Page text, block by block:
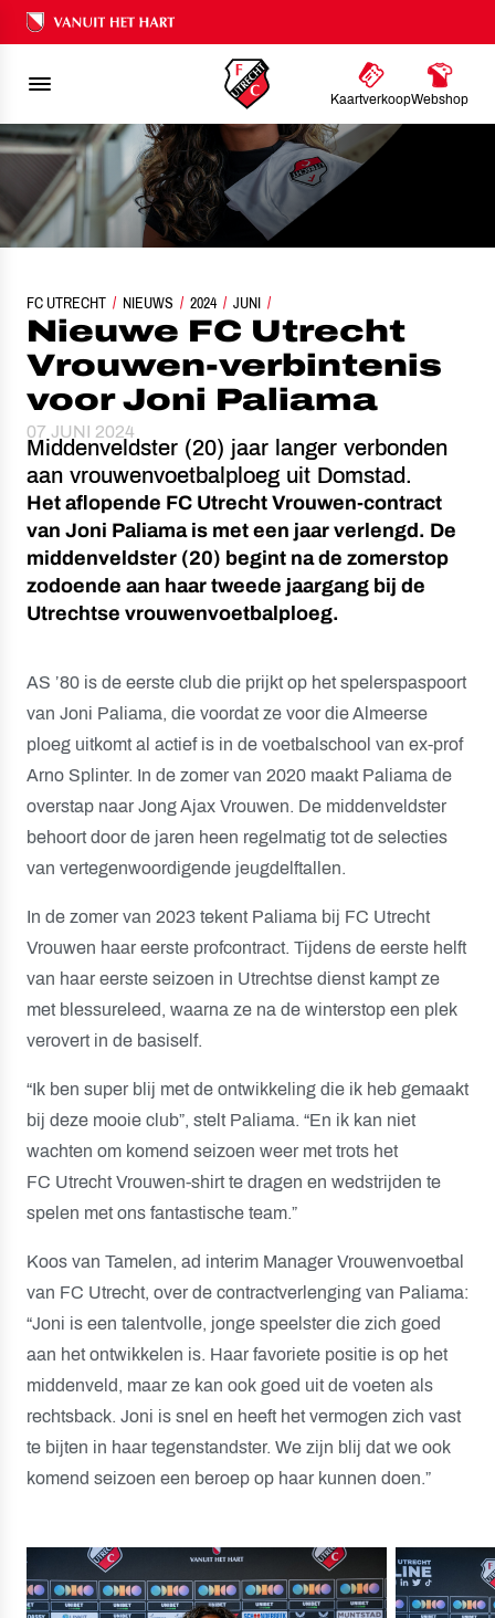
Ons nalatenschap
KaartverkoopWebshop
FC UTRECHT NIEUWS 2024 JUNI
NIEUWE FC UTRECHT VROUWEN-VERBINTENIS VOOR JONI PALIAMA
Nieuwe FC Utrecht
Vrouwen-verbintenis
voor Joni Paliama
07 JUNI 2024
Middenveldster (20) jaar langer verbonden
aan vrouwenvoetbalploeg uit Domstad.
Het aflopende FC Utrecht Vrouwen-contract
van Joni Paliama is met een jaar verlengd. De
middenveldster (20) begint na de zomerstop
zodoende aan haar tweede jaargang bij de
Utrechtse vrouwenvoetbalploeg.
AS ’80 is de eerste club die prijkt op het spelerspaspoort
van Joni Paliama, die voordat ze voor die Almeerse
ploeg uitkomt al actief is in de voetbalschool van ex-prof
Arno Splinter. In de zomer van 2020 maakt Paliama de
overstap naar Jong Ajax Vrouwen. De middenveldster
behoort door de jaren heen regelmatig tot de selecties
van vertegenwoordigende jeugdelftallen.
In de zomer van 2023 tekent Paliama bij FC Utrecht
Vrouwen haar eerste profcontract. Tijdens de eerste helft
van haar eerste seizoen in Utrechtse dienst kampt ze
met blessureleed, waarna ze na de winterstop een plek
verovert in de basiself.
“Ik ben super blij met de ontwikkeling die ik heb gemaakt
bij deze mooie club”, stelt Paliama. “En ik kan niet
wachten om komend seizoen weer met trots het
FC Utrecht Vrouwen-shirt te dragen en wedstrijden te
spelen met ons fantastische team.”
Koos van Tamelen, ad interim Manager Vrouwenvoetbal
van FC Utrecht, over de contractverlenging van Paliama:
“Joni is een talentvolle, jonge speelster die zich goed
aan het ontwikkelen is. Haar favoriete positie is op het
middenveld, maar ze kan ook goed uit de voeten als
rechtsback. Joni is snel en heeft het vermogen zich vast
te bijten in haar tegenstandster. We zijn blij dat we ook
komend seizoen een beroep op haar kunnen doen.”